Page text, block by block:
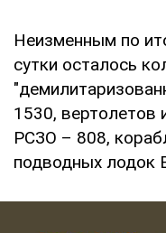
Неизменным по
сутки осталось
1530, вертолетов
РСЗО – 808,
подводных лодок